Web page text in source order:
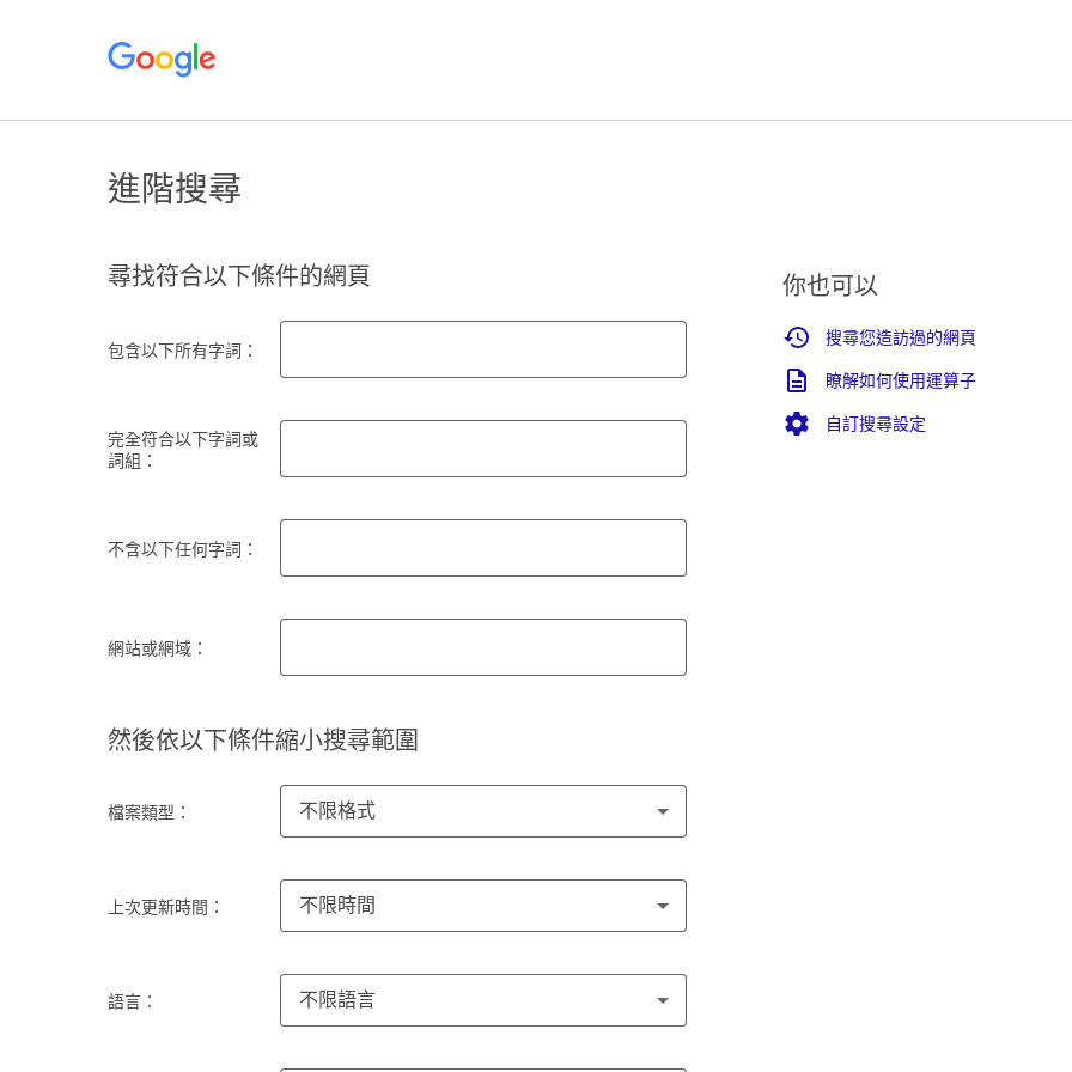
進階搜尋
尋找符合以下條件的網頁
包含以下所有字詞：
完全符合以下字詞或
詞組：
不含以下任何字詞：
網站或網域：
然後依以下條件縮小搜尋範圍
檔案類型： 不限格式
上次更新時間： 不限時間
語言： 不限語言
你也可以
搜尋您造訪過的網頁
瞭解如何使用運算子
自訂搜尋設定